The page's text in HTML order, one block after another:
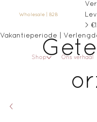
>
Wholesale | B2B
Vakantieperiode |
Shop Ons verhaal